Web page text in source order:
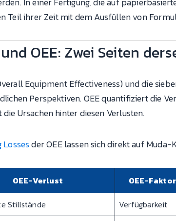
Teil ihrer Zeit mit dem Ausfüllen von
OEE: Zwei Seiten
Equipment Effectiveness) und die
Perspektiven. OEE quantifiziert die
Ursachen hinter diesen Verlusten.
Lossesder OEE lassen sich direkt auf
OEE-Verlust OEE-Faktor
Stillstände Verfügbarkeit